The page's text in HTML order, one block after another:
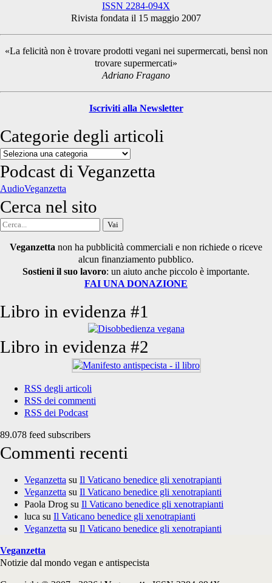
Sidebar
ISSN 2284-094X
Rivista fondata il 15 maggio 2007
«La felicità non è trovare prodotti vegani nei supermercati, bensì non
trovare supermercati»
Adriano Fragano
Iscriviti alla Newsletter
Categorie degli articoli
Categorie
degli
articoli
Podcast di Veganzetta
AudioVeganzetta
Cerca nel sito
Cerca
Veganzetta non ha pubblicità commerciali e non richiede o riceve
alcun finanziamento pubblico.
Sostieni il suo lavoro: un aiuto anche piccolo è importante.
FAI UNA DONAZIONE
Libro in evidenza #1
Libro in evidenza #2
RSS degli articoli
RSS dei commenti
RSS dei Podcast
89.078 feed subscribers
Commenti recenti
Veganzetta su Il Vaticano benedice gli xenotrapianti
Veganzetta su Il Vaticano benedice gli xenotrapianti
Paola Drog su Il Vaticano benedice gli xenotrapianti
luca su Il Vaticano benedice gli xenotrapianti
Veganzetta su Il Vaticano benedice gli xenotrapianti
Veganzetta
Notizie dal mondo vegan e antispecista